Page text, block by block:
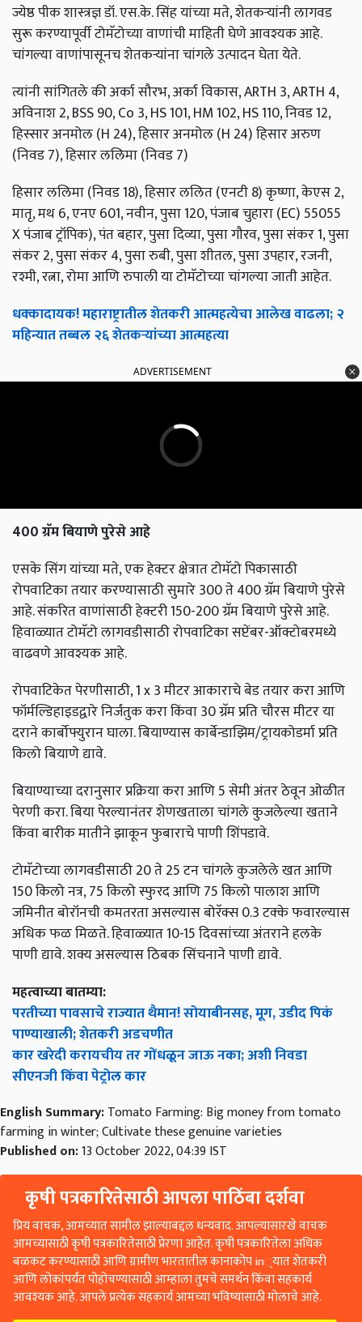
ज्येष्ठ पीक शास्त्रज्ञ डॉ. एस.के. सिंह यांच्या मते, शेतकऱ्यांनी लागवड
सुरू करण्यापूर्वी टोमॅटोच्या वाणांची माहिती घेणे आवश्यक आहे.
चांगल्या वाणांपासूनच शेतकऱ्यांना चांगले उत्पादन घेता येते.
त्यांनी सांगितले की अर्का सौरभ, अर्का विकास, ARTH 3, ARTH 4,
अविनाश 2, BSS 90, Co 3, HS 101, HM 102, HS 110, निवड 12,
हिस्सार अनमोल (H 24), हिसार अनमोल (H 24) हिसार अरुण
(निवड 7), हिसार ललिमा (निवड 7)
हिसार ललिमा (निवड 18), हिसार ललित (एनटी 8) कृष्णा, केएस 2,
मातृ, मथ 6, एनए 601, नवीन, पुसा 120, पंजाब चुहारा (EC) 55055
X पंजाब ट्रॉपिक), पंत बहार, पुसा दिव्या, पुसा गौरव, पुसा संकर 1, पुसा
संकर 2, पुसा संकर 4, पुसा रुबी, पुसा शीतल, पुसा उपहार, रजनी,
रश्मी, रत्ना, रोमा आणि रुपाली या टोमॅटोच्या चांगल्या जाती आहेत.
धक्कादायक! महाराष्ट्रातील शेतकरी आत्महत्येचा आलेख वाढला; २
महिन्यात तब्बल २६ शेतकऱ्यांच्या आत्महत्या
ADVERTISEMENT
400 ग्रॅम बियाणे पुरेसे आहे
एसके सिंग यांच्या मते, एक हेक्टर क्षेत्रात टोमॅटो पिकासाठी
रोपवाटिका तयार करण्यासाठी सुमारे 300 ते 400 ग्रॅम बियाणे पुरेसे
आहे. संकरित वाणांसाठी हेक्टरी 150-200 ग्रॅम बियाणे पुरेसे आहे.
हिवाळ्यात टोमॅटो लागवडीसाठी रोपवाटिका सप्टेंबर-ऑक्टोबरमध्ये
वाढवणे आवश्यक आहे.
रोपवाटिकेत पेरणीसाठी, 1 x 3 मीटर आकाराचे बेड तयार करा आणि
फॉर्मल्डिहाइडद्वारे निर्जंतुक करा किंवा 30 ग्रॅम प्रति चौरस मीटर या
दराने कार्बोफ्युरान घाला. बियाण्यास कार्बेन्डाझिम/ट्रायकोडर्मा प्रति
किलो बियाणे द्यावे.
बियाण्याच्या दरानुसार प्रक्रिया करा आणि 5 सेमी अंतर ठेवून ओळीत
पेरणी करा. बिया पेरल्यानंतर शेणखताला चांगले कुजलेल्या खताने
किंवा बारीक मातीने झाकून फुबाराचे पाणी शिंपडावे.
टोमॅटोच्या लागवडीसाठी 20 ते 25 टन चांगले कुजलेले खत आणि
150 किलो नत्र, 75 किलो स्फुरद आणि 75 किलो पालाश आणि
जमिनीत बोरॉनची कमतरता असल्यास बोरॅक्स 0.3 टक्के फवारल्यास
अधिक फळ मिळते. हिवाळ्यात 10-15 दिवसांच्या अंतराने हलके
पाणी द्यावे. शक्य असल्यास ठिबक सिंचनाने पाणी द्यावे.
महत्वाच्या बातम्या:
परतीच्या पावसाचे राज्यात थैमान! सोयाबीनसह, मूग, उडीद पिकं
पाण्याखाली; शेतकरी अडचणीत
कार खरेदी करायचीय तर गोंधळून जाऊ नका; अशी निवडा
सीएनजी किंवा पेट्रोल कार
English Summary:Tomato Farming: Big money from tomato
farming in winter; Cultivate these genuine varieties
Published on:13 October 2022, 04:39 IST
कृषी पत्रकारितेसाठी आपला पाठिंबा दर्शवा
प्रिय वाचक, आमच्यात सामील झाल्याबद्दल धन्यवाद. आपल्यासारखे वाचक
आमच्यासाठी कृषी पत्रकारितेसाठी प्रेरणा आहेत. कृषी पत्रकारितेला अधिक
बळकट करण्यासाठी आणि ग्रामीण भारतातील कानाकोप in्यात शेतकरी
आणि लोकांपर्यंत पोहोचण्यासाठी आम्हाला तुमचे समर्थन किंवा सहकार्य
आवश्यक आहे. आपले प्रत्येक सहकार्य आमच्या भविष्यासाठी मोलाचे आहे.